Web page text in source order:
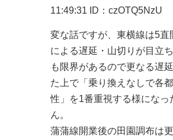
11:49:31
ID：czOTQ5NzU
変な話ですが、東横線は5直
による遅延・山切りが目立
も限界があるので更なる遅
た上で「乗り換えなしで各
性」を1番重視する様になっ
ん。
蒲蒲線開業後の田園調布は